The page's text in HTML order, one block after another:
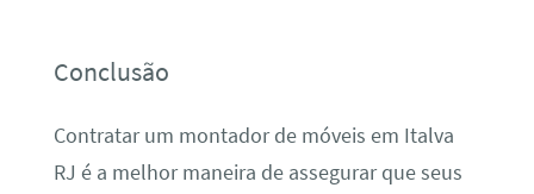
Conclusão
Contratar um montador de móveis em Italva
RJ é a melhor maneira de assegurar que seus